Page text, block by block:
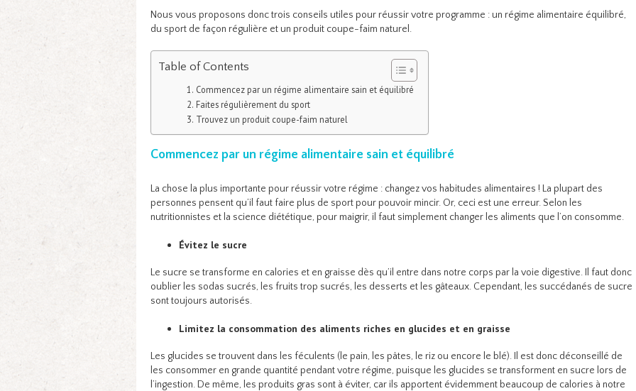
Nous vous proposons donc trois conseils utiles pour réussir votre programme : un régime alimentaire équilibré,
du sport de façon régulière et un produit coupe-faim naturel.
Table of Contents
Commencez par un régime alimentaire sain et équilibré
Faites régulièrement du sport
Trouvez un produit coupe-faim naturel
Commencez par un régime alimentaire sain et équilibré
La chose la plus importante pour réussir votre régime : changez vos habitudes alimentaires ! La plupart des
personnes pensent qu’il faut faire plus de sport pour pouvoir mincir. Or, ceci est une erreur. Selon les
nutritionnistes et la science diététique, pour maigrir, il faut simplement changer les aliments que l’on consomme.
Évitez le sucre
Le sucre se transforme en calories et en graisse dès qu’il entre dans notre corps par la voie digestive. Il faut donc
oublier les sodas sucrés, les fruits trop sucrés, les desserts et les gâteaux. Cependant, les succédanés de sucre
sont toujours autorisés.
Limitez la consommation des aliments riches en glucides et en graisse
Les glucides se trouvent dans les féculents (le pain, les pâtes, le riz ou encore le blé). Il est donc déconseillé de
les consommer en grande quantité pendant votre régime, puisque les glucides se transforment en sucre lors de
l’ingestion. De même, les produits gras sont à éviter, car ils apportent évidemment beaucoup de calories à notre